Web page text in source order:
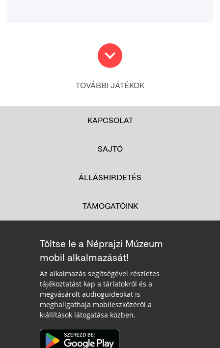
TOVÁBBI JÁTÉKOK
KAPCSOLAT
SAJTÓ
ÁLLÁSHIRDETÉS
TÁMOGATÓINK
Töltse le a Néprajzi Múzeum
mobil alkalmazását!
Az alkalmazás segítségével részletes
tájékoztatást kap a tárlatokról és a
megvásárolt audioguideokat is
meghallgathaja mobileszközéről a
kiállítások látogatása közben.